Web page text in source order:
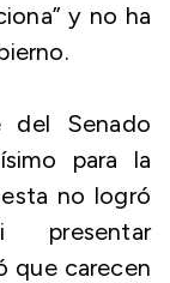
y no ha
del Senado
para la
no logró
presentar
que carecen